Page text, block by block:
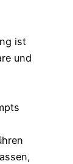
ist
und